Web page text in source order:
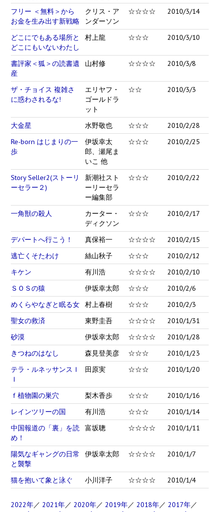
フリー ＜無料＞から
お金を生み出す新戦略
クリス・ア
ンダーソン
☆☆☆☆ 2010/3/14
どこにでもある場所と
どこにもいないわたし
村上龍 ☆☆☆ 2010/3/10
書評家＜狐＞の読書遺
産
山村修 ☆☆☆☆ 2010/3/8
ザ・チョイス 複雑さ
に惑わされるな!
エリヤフ・
ゴールドラ
ット
☆☆ 2010/3/3
大金星 水野敬也 ☆☆☆
2010/2/28
Re-born はじまりの一
歩
伊坂幸太
郎、瀬尾ま
いこ 他
☆☆☆ 2010/2/25
Story Seller2(ストーリ
ーセラー２)
新潮社スト
ーリーセラ
ー編集部
☆☆☆ 2010/2/22
一角獣の殺人
カーター・
ディクソン
☆☆☆ 2010/2/17
デパートへ行こう！ 真保裕一 ☆☆☆☆
2010/2/15
逃亡くそたわけ
絲山秋子 ☆☆☆
2010/2/12
キケン
有川浩 ☆☆☆☆
2010/2/10
ＳＯＳの猿
伊坂幸太郎 ☆☆☆
2010/2/6
めくらやなぎと眠る女
村上春樹 ☆☆☆
2010/2/3
聖女の救済
東野圭吾 ☆☆☆☆
2010/1/31
砂漠
伊坂幸太郎 ☆☆☆☆
2010/1/28
きつねのはなし
森見登美彦 ☆☆☆
2010/1/23
テラ・ルネッサンスＩ
Ｉ
田原実 ☆☆☆ 2010/1/20
ｆ植物園の巣穴 梨木香歩 ☆☆☆
2010/1/16
レインツリーの国
有川浩 ☆☆☆
2010/1/14
中国報道の「裏」を読
め！
富坂聰 ☆☆☆☆ 2010/1/11
陽気なギャングの日常
と襲撃
伊坂幸太郎 ☆☆☆☆ 2010/1/7
猫を抱いて象と泳ぐ 小川洋子 ☆☆☆☆ 2010/1/4
2022年／2021年／2020年／2019年／2018年／2017年／